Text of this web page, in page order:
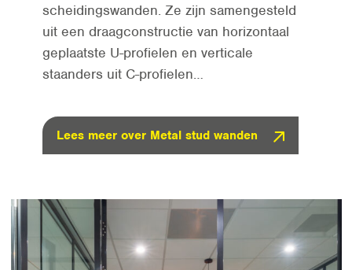
scheidingswanden. Ze zijn samengesteld
uit een draagconstructie van horizontaal
geplaatste U-profielen en verticale
staanders uit C-profielen…
Lees meer over Metal stud wanden